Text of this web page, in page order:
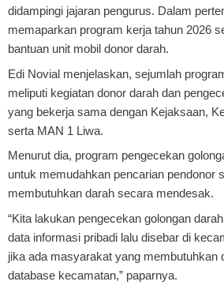
didampingi jajaran pengurus. Dalam
memaparkan program kerja tahun 2026
bantuan unit mobil donor darah.
Edi Novial menjelaskan, sejumlah
meliputi kegiatan donor darah dan
yang bekerja sama dengan Kejaksaan,
serta MAN 1 Liwa.
Menurut dia, program pengecekan
untuk memudahkan pencarian pendonor
membutuhkan darah secara mendesak.
“Kita lakukan pengecekan golongan
data informasi pribadi lalu disebar di
jika ada masyarakat yang membutuhkan
database kecamatan,” paparnya.